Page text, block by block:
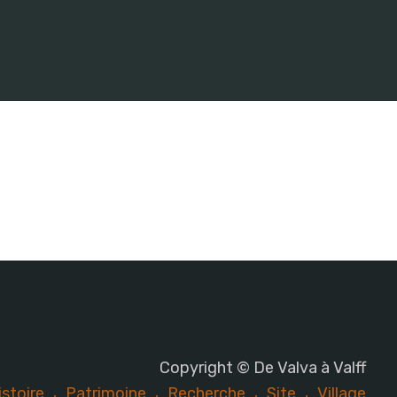
Copyright © De Valva à Valff
Patrimoine Recherche Site Village